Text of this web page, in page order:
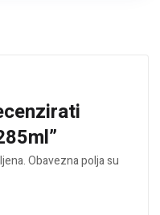
Obavezna polja su